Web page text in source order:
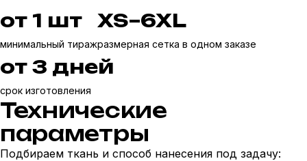
от 1 шт
минимальный тираж
XS–6XL
размерная сетка в одном заказе
от 3 дней
срок изготовления
Технические
параметры
Подбираем ткань и способ нанесения под задачу: